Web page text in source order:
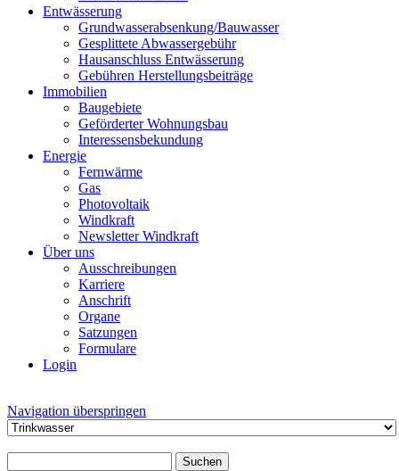
Entwässerung
Grundwasserabsenkung/Bauwasser
Gesplittete Abwassergebühr
Hausanschluss Entwässerung
Gebühren Herstellungsbeiträge
Immobilien
Baugebiete
Geförderter Wohnungsbau
Interessensbekundung
Energie
Fernwärme
Gas
Photovoltaik
Windkraft
Newsletter Windkraft
Über uns
Ausschreibungen
Karriere
Anschrift
Organe
Satzungen
Formulare
Login
Navigation überspringen
Suchen